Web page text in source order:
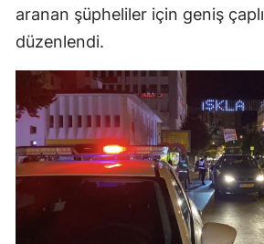
aranan şüpheliler için geniş
düzenlendi.